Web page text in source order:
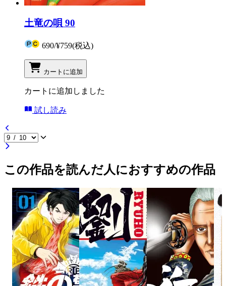
土竜の唄 90
690/¥759(税込)
カートに追加
カートに追加しました
試し読み
この作品を読んだ人におすすめの作品